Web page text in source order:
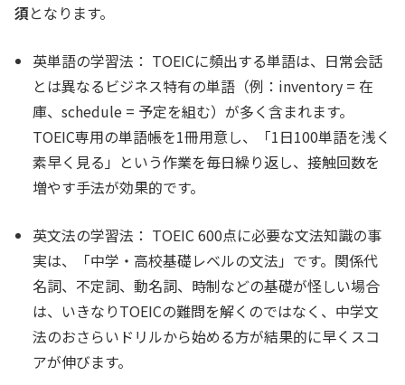
須となります。
英単語の学習法： TOEICに頻出する単語は、日常会話
とは異なるビジネス特有の単語（例：inventory = 在
庫、schedule = 予定を組む）が多く含まれます。
TOEIC専用の単語帳を1冊用意し、「1日100単語を浅く
素早く見る」という作業を毎日繰り返し、接触回数を
増やす手法が効果的です。
英文法の学習法： TOEIC 600点に必要な文法知識の事
実は、「中学・高校基礎レベルの文法」です。関係代
名詞、不定詞、動名詞、時制などの基礎が怪しい場合
は、いきなりTOEICの難問を解くのではなく、中学文
法のおさらいドリルから始める方が結果的に早くスコ
アが伸びます。